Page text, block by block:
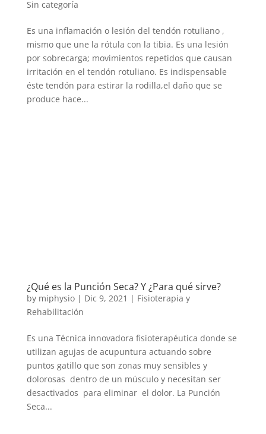
Sin categoría
Es una inflamación o lesión del tendón rotuliano ,
mismo que une la rótula con la tibia. Es una lesión
por sobrecarga; movimientos repetidos que causan
irritación en el tendón rotuliano. Es indispensable
éste tendón para estirar la rodilla,el daño que se
produce hace...
¿Qué es la Punción Seca? Y ¿Para qué sirve?
by miphysio| Dic 9, 2021 | Fisioterapia y
Rehabilitación
Es una Técnica innovadora fisioterapéutica donde se
utilizan agujas de acupuntura actuando sobre
puntos gatillo que son zonas muy sensibles y
dolorosas dentro de un músculo y necesitan ser
desactivados para eliminar el dolor. La Punción
Seca...